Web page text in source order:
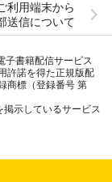
利用端末から
送信について
子書籍配信サービス
許諾を得た正規版配
商標（登録番号 第
示しているサービス